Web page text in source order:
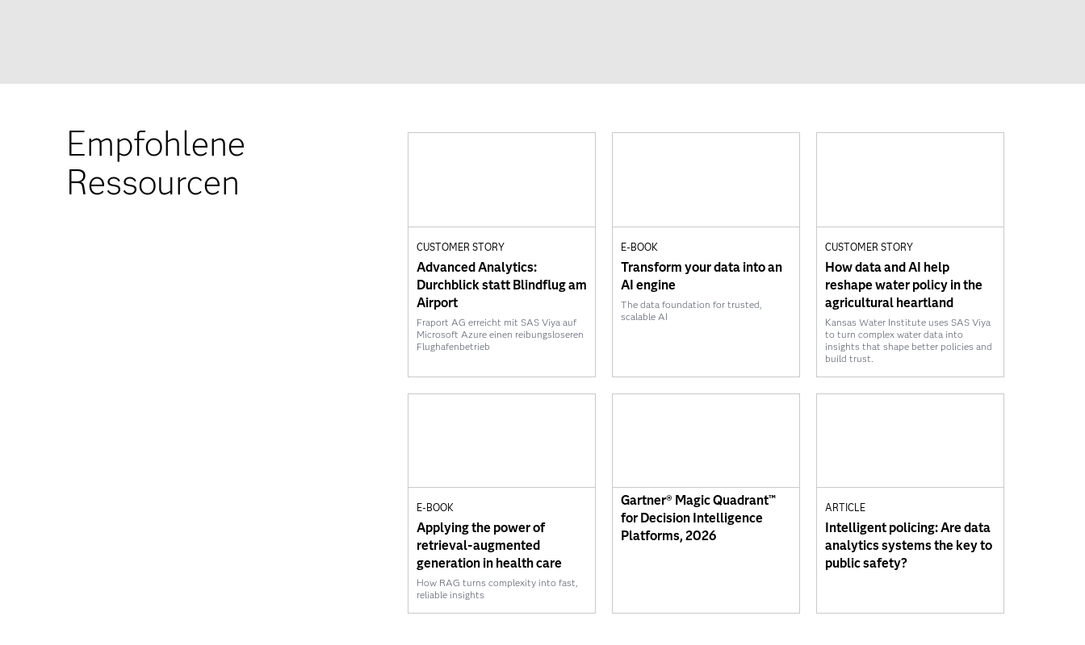
Empfohlene
Ressourcen
CUSTOMER STORY
Advanced Analytics:
Durchblick statt Blindflug am
Airport
Fraport AG erreicht mit SAS Viya auf
Microsoft Azure einen reibungsloseren
Flughafenbetrieb
E-BOOK
Transform your data into an
AI engine
The data foundation for trusted,
scalable AI
CUSTOMER STORY
How data and AI help
reshape water policy in the
agricultural heartland
Kansas Water Institute uses SAS Viya
to turn complex water data into
insights that shape better policies and
build trust.
E-BOOK
Applying the power of
retrieval-augmented
generation in health care
How RAG turns complexity into fast,
reliable insights
Gartner® Magic Quadrant™
for Decision Intelligence
Platforms, 2026
ARTICLE
Intelligent policing: Are data
analytics systems the key to
public safety?